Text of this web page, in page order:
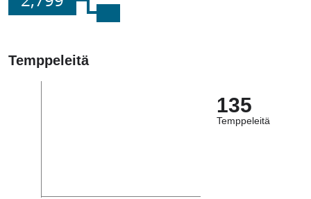
Temppeleitä
135
Temppeleitä